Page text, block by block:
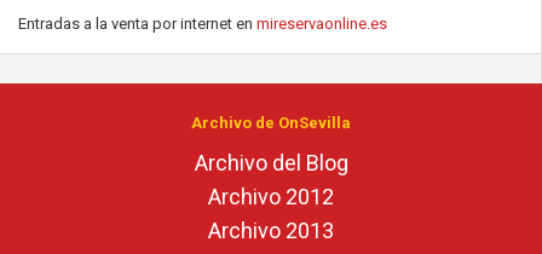
Entradas a la venta por internet en mireservaonline.es
Archivo de OnSevilla
Archivo del Blog
Archivo 2012
Archivo 2013